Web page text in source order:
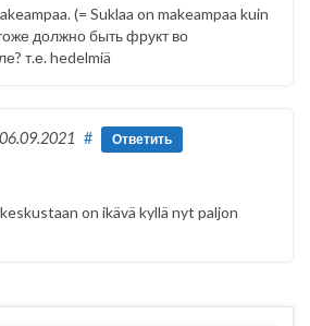
(= Suklaa on makeampaa kuin
должно быть фрукт во
т.е. hedelmiä
06.09.2021 # Ответить
on ikävä kyllä nyt paljon